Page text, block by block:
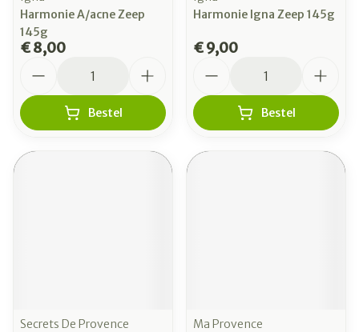
Harmonie A/acne Zeep
145g
€ 8,00
Bestel
Harmonie Igna Zeep 145g
€ 9,00
Bestel
Secrets De Provence
Ma Provence